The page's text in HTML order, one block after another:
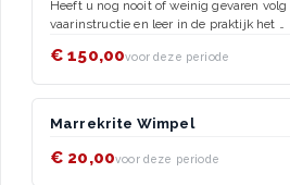
Heeft u nog nooit of weinig gevaren
vaarinstructie en leer in de praktijk het …
€ 150,00voor deze periode
Marrekrite Wimpel
€ 20,00voor deze periode